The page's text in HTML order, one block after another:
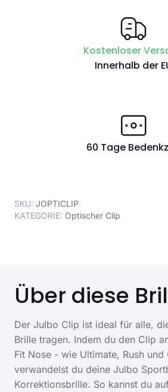
Kostenloser
Innerhalb der
60 Tage
SKU: JOPTICLIP
KATEGORIE: Optischer Clip
Über diese
Der Julbo Clip ist ideal für alle,
Brille tragen. Indem du den Clip
Fit Nose - wie Ultimate, Rush und
verwandelst du deine Julbo
Korrektionsbrille. So kannst du